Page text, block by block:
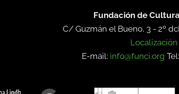
Fundación de
C/ Guzmán el Bueno, 3 - 2º
Localización
E-mail: info@funci.org